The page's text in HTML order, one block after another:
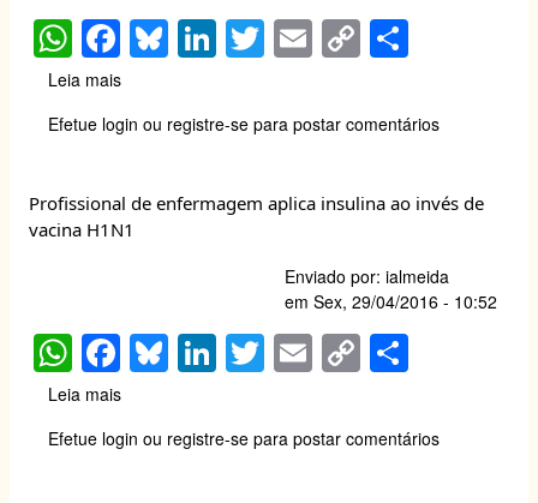
W
h
at
s
A
p
F
a
c
e
b
o
Bl
u
e
sk
y
Li
n
k
e
dI
n
T
wi
tt
er
E
m
ail
C
o
p
y
Li
n
k
ar
e
Leia mais
de
Piracicaba
abre
acidentes
de
dia
28
Efetue login ou registre-se para postar comentários
Profissional de enfermagem aplica insulina ao invés de
vacina H1N1
Enviado por: ialmeida
em Sex, 29/04/2016 - 10:52
W
h
at
s
F
a
c
e
Bl
u
e
sk
Li
n
k
e
T
wi
tt
er
E
m
ail
C
o
p
y
ar
e
Leia mais
de
Efetue login ou registre-se para postar comentários